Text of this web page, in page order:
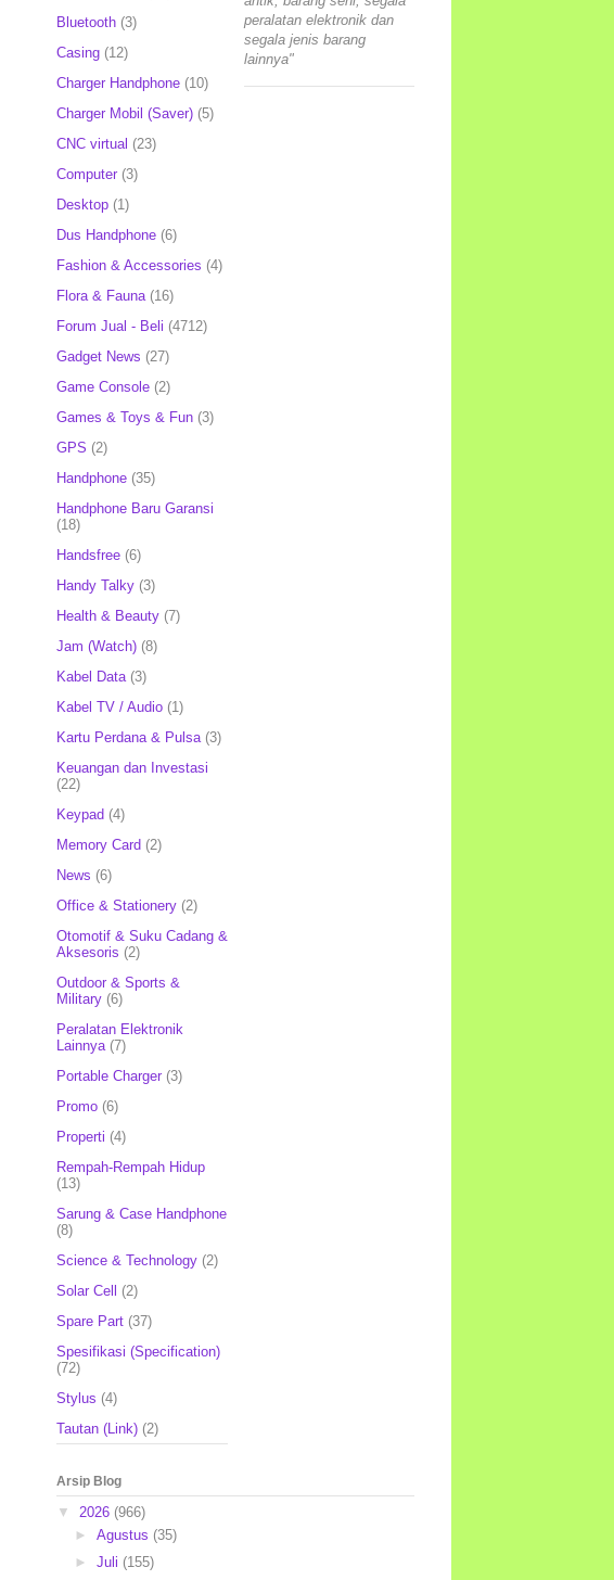
Bluetooth (3)
Casing (12)
Charger Handphone (10)
Charger Mobil (Saver) (5)
CNC virtual (23)
Computer (3)
Desktop (1)
Dus Handphone (6)
Fashion & Accessories (4)
Flora & Fauna (16)
Forum Jual - Beli (4712)
Gadget News (27)
Game Console (2)
Games & Toys & Fun (3)
GPS (2)
Handphone (35)
Handphone Baru Garansi
(18)
Handsfree (6)
Handy Talky (3)
Health & Beauty (7)
Jam (Watch) (8)
Kabel Data (3)
Kabel TV / Audio (1)
Kartu Perdana & Pulsa (3)
Keuangan dan Investasi
(22)
Keypad (4)
Memory Card (2)
News (6)
Office & Stationery (2)
Otomotif & Suku Cadang &
Aksesoris (2)
Outdoor & Sports &
Military (6)
Peralatan Elektronik
Lainnya (7)
Portable Charger (3)
Promo (6)
Properti (4)
Rempah-Rempah Hidup
(13)
Sarung & Case Handphone
(8)
Science & Technology (2)
Solar Cell (2)
Spare Part (37)
Spesifikasi (Specification)
(72)
Stylus (4)
Tautan (Link) (2)
peralatan elektronik dan
segala jenis barang
lainnya"
Arsip Blog
▼ 2026 (966)
► Agustus (35)
► Juli (155)